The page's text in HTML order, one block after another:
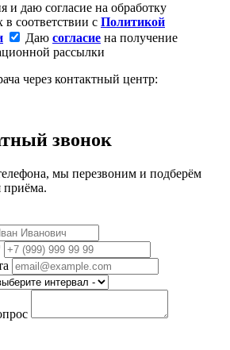
даю согласие на обработку
соответствии с Политикой
Даю согласие на получение
рассылки
через контактный центр:
звонок
мы перезвоним и подберём
приёма.